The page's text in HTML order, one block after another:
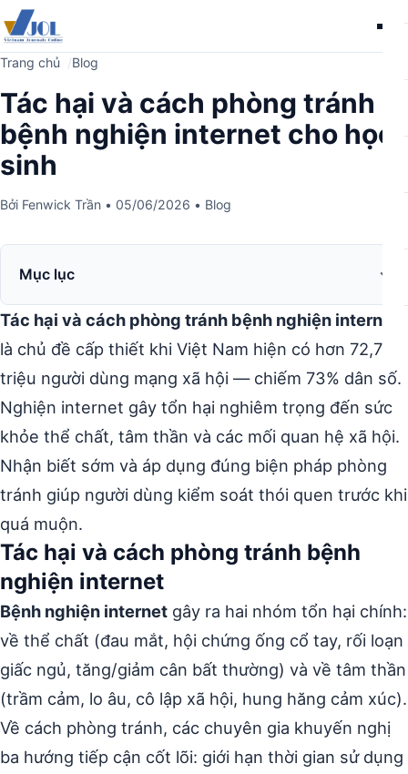
Trang chủ Blog
Tác hại và cách phòng tránh
bệnh nghiện internet cho học
sinh
Bởi Fenwick Trần • 05/06/2026 • Blog
Mục lục
Tác hại và cách phòng tránh bệnh nghiện internet
là chủ đề cấp thiết khi Việt Nam hiện có hơn 72,7
triệu người dùng mạng xã hội — chiếm 73% dân số.
Nghiện internet gây tổn hại nghiêm trọng đến sức
khỏe thể chất, tâm thần và các mối quan hệ xã hội.
Nhận biết sớm và áp dụng đúng biện pháp phòng
tránh giúp người dùng kiểm soát thói quen trước khi
quá muộn.
Tác hại và cách phòng tránh bệnh
nghiện internet
Bệnh nghiện internet gây ra hai nhóm tổn hại chính:
về thể chất (đau mắt, hội chứng ống cổ tay, rối loạn
giấc ngủ, tăng/giảm cân bất thường) và về tâm thần
(trầm cảm, lo âu, cô lập xã hội, hung hăng cảm xúc).
Về cách phòng tránh, các chuyên gia khuyến nghị
ba hướng tiếp cận cốt lõi: giới hạn thời gian sử dụng